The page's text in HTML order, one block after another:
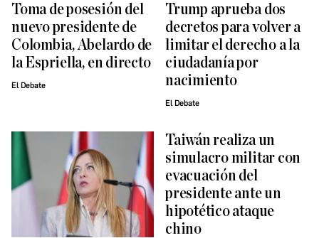
Toma de posesión del
nuevo presidente de
Colombia, Abelardo de
la Espriella, en directo
El Debate
Trump aprueba dos
decretos para volver a
limitar el derecho a la
ciudadanía por
nacimiento
El Debate
Taiwán realiza un
simulacro militar con
evacuación del
presidente ante un
hipotético ataque
chino